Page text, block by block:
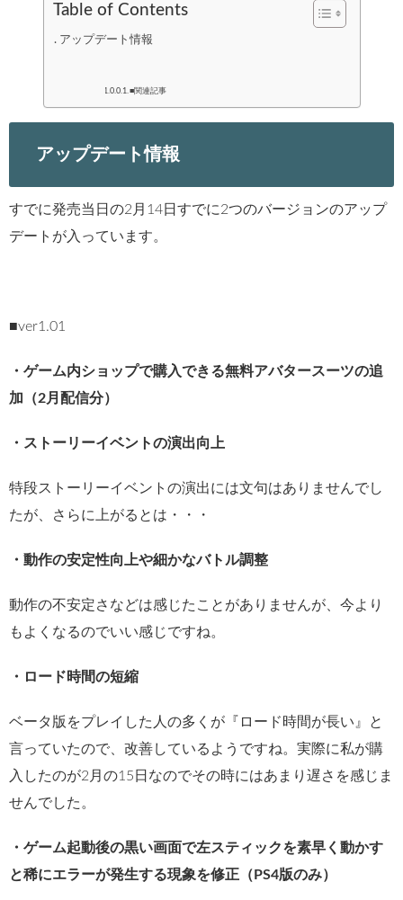
Table of Contents
アップデート情報
■関連記事
アップデート情報
すでに発売当日の2月14日すでに2つのバージョンのアップ
デートが入っています。
■ver1.01
・ゲーム内ショップで購入できる無料アバタースーツの追
加（2月配信分）
・ストーリーイベントの演出向上
特段ストーリーイベントの演出には文句はありませんでし
たが、さらに上がるとは・・・
・動作の安定性向上や細かなバトル調整
動作の不安定さなどは感じたことがありませんが、今より
もよくなるのでいい感じですね。
・ロード時間の短縮
ベータ版をプレイした人の多くが『ロード時間が長い』と
言っていたので、改善しているようですね。実際に私が購
入したのが2月の15日なのでその時にはあまり遅さを感じま
せんでした。
・ゲーム起動後の黒い画面で左スティックを素早く動かす
と稀にエラーが発生する現象を修正（PS4版のみ）